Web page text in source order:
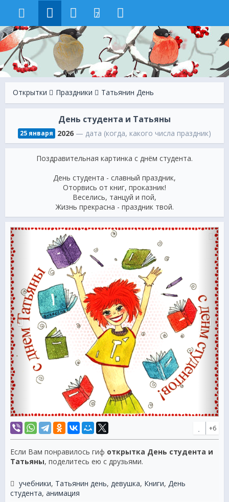
7
Открытки Праздники Татьянин День
День студента и Татьяны
25 января 2026— дата (когда, какого числа праздник)
Поздравительная картинка с днём студента.
День студента - славный праздник,
Оторвись от книг, проказник!
Веселись, танцуй и пой,
Жизнь прекрасна - праздник твой.
+6
Если Вам понравилось гиф открытка День студента и
Татьяны, поделитесь ею с друзьями.
учебники, Татьянин день, девушка, Книги, День
студента, анимация